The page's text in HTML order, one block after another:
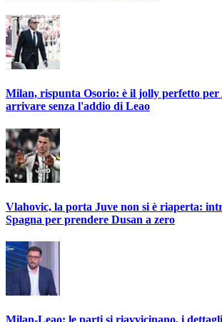
Milan, rispunta Osorio: è il jolly perfetto
arrivare senza l'addio di Leao
Vlahovic, la porta Juve non si è riaperta:
Spagna per prendere Dusan a zero